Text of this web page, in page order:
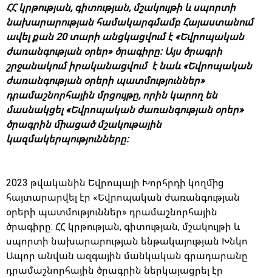
ՀՀ կրթության, գիտության, մշակույթի և սպորտի
նախարարության համակարգմամբ Հայաստանում
ավել քան 20 տարի անցկացվում է «Եվրոպական
ժառանգության օրեր» ծրագիրը: Այս ծրագրի
շրջանակում իրականացվում է նաև «Եվրոպական
ժառանգության օրերի պատմություններ»
դրամաշնորհային մրցույթը, որին կարող են
մասնակցել «Եվրոպական ժառանգության օրեր»
ծրագրին միացած մշակութային
կազմակերպությունները:
2023 թվականին Եվրոպայի Խորհրդի կողմից
հայտարարվել էր «Եվրոպական ժառանգության
օրերի պատմություններ» դրամաշնորհային
ծրագիրը: ՀՀ կրթության, գիտության, մշակույթի և
սպորտի նախարարության ենթակայության Խնկո
Ապոր անվան ազգային մանկական գրադարանը
դրամաշնորհային ծրագրին ներկայացրել էր